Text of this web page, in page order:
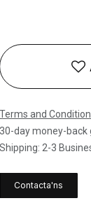
Terms and
30-day money-back
Shipping: 2-3
Contacta'ns